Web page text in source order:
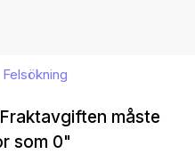
Felsökning
måste
som 0"